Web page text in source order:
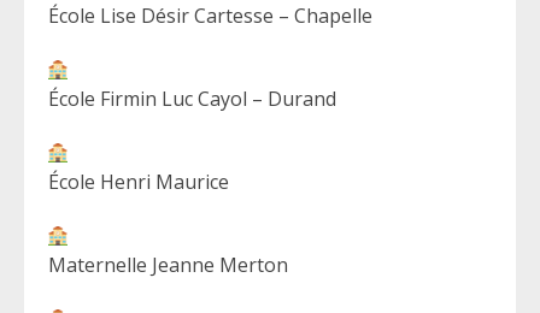
École Lise Désir Cartesse – Chapelle
École Firmin Luc Cayol – Durand
École Henri Maurice
Maternelle Jeanne Merton